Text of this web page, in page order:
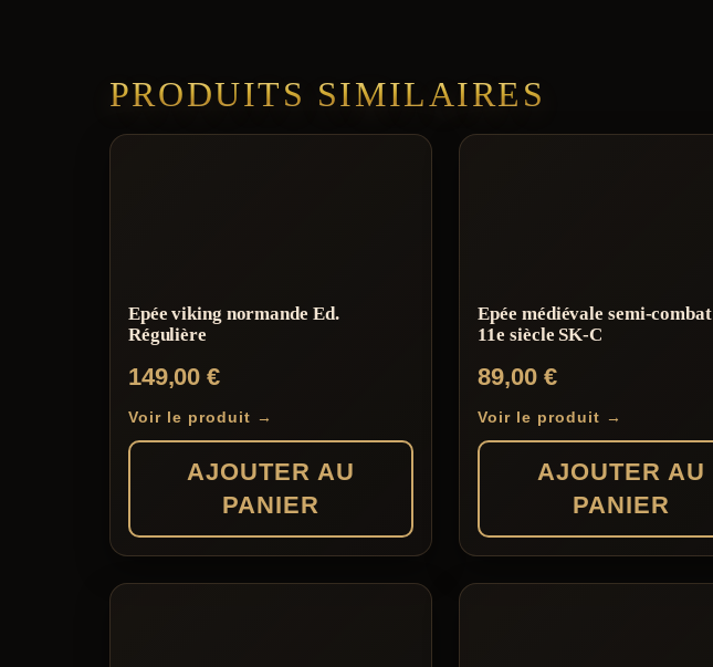
PRODUITS SIMILAIRES
Epée viking normande Ed.
Régulière
149,00€
Voir le produit →
AJOUTER AU
PANIER
Epée médiévale semi-combat
11e siècle SK-C
89,00 €
Voir le produit →
AJOUTER AU
PANIER